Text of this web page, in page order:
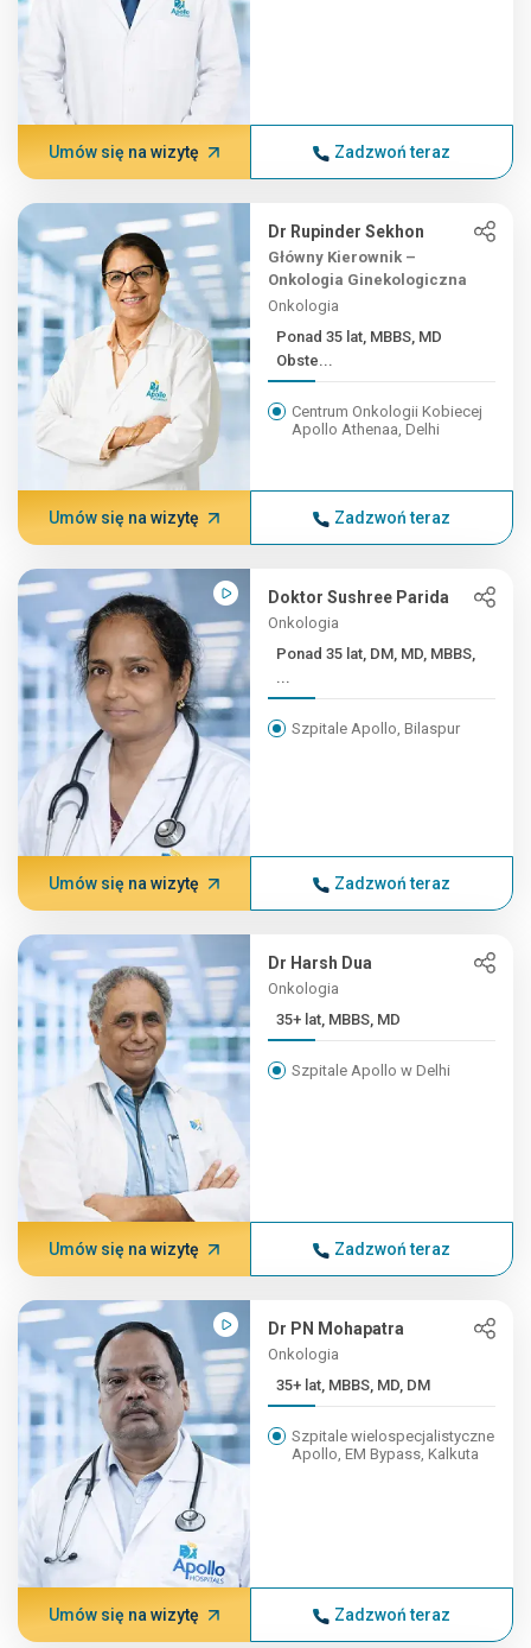
Umów się na wizytę Zadzwoń teraz
Dr Rupinder Sekhon
Główny Kierownik –
Onkologia Ginekologiczna
Onkologia
Ponad 35 lat, MBBS, MD
Obste...
Centrum Onkologii Kobiecej
Apollo Athenaa, Delhi
Umów się na wizytę Zadzwoń teraz
Doktor Sushree Parida
Onkologia
Ponad 35 lat, DM, MD, MBBS,
...
Szpitale Apollo, Bilaspur
Umów się na wizytę Zadzwoń teraz
Dr Harsh Dua
Onkologia
35+ lat, MBBS, MD
Szpitale Apollo w Delhi
Umów się na wizytę Zadzwoń teraz
Dr PN Mohapatra
Onkologia
35+ lat, MBBS, MD, DM
Szpitale wielospecjalistyczne
Apollo, EM Bypass, Kalkuta
Umów się na wizytę Zadzwoń teraz